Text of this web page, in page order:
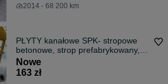
2014 - 68 200 km
PŁYTY kanałowe SPK- stropowe
betonowe, strop prefabrykowany,
transport, montaż, wycena
indywidualna, Włocławek
Nowe
163 zł